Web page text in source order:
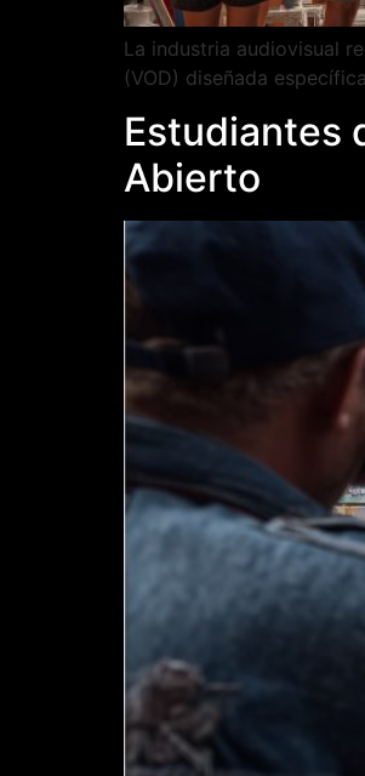
La industria audiovisual
(VOD) diseñada
Estudiantes
Abierto